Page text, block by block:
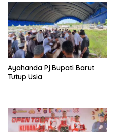
Ayahanda Pj.Bupati Barut
Tutup Usia